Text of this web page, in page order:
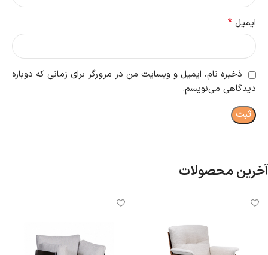
ایمیل *
ذخیره نام، ایمیل و وبسایت من در مرورگر برای زمانی که دوباره
دیدگاهی می‌نویسم.
آخرین محصولات